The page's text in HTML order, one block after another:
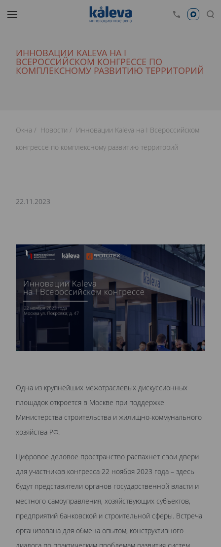
ИННОВАЦИИ KALEVA НА I
ВСЕРОССИЙСКОМ КОНГРЕССЕ ПО
КОМПЛЕКСНОМУ РАЗВИТИЮ ТЕРРИТОРИЙ
Окна Новости
Инновации Kaleva на I Всероссийском
конгрессе по комплексному развитию территорий
22.11.2023
Одна из крупнейших межотраслевых дискуссионных
площадок откроется в Москве при поддержке
Министерства строительства и жилищно-коммунального
хозяйства РФ.
Цифровое деловое пространство распахнет свои двери
для участников конгресса 22 ноября 2023 года – здесь
будут представители органов государственной власти и
местного самоуправления, хозяйствующих субъектов,
предприятий банковской и строительной сферы. Встреча
организована для обмена опытом, конструктивного